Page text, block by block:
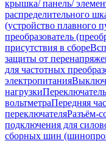
крышка/ панель/
распределительного
(устройство плавного
преобразователь
присутствия в сборе
защиты от
для частотных
электропитания
нагрузки
вольтметраПередняя
переключателяРазъём-
подключения для
сборных шин